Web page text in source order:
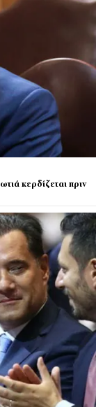
κερδίζεται πριν